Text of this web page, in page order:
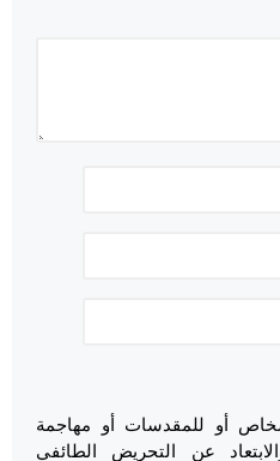
أو للمقدسات أو مهاجمة
عن التحريض الطائفي